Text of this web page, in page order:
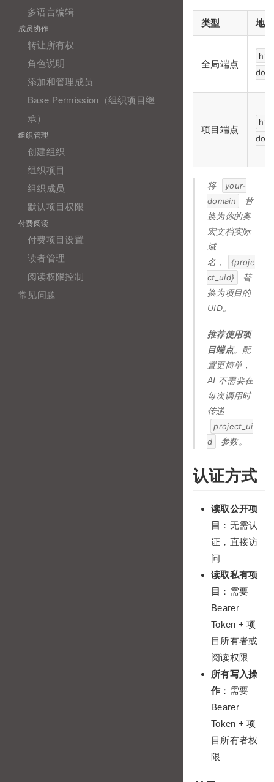
多语言编辑
成员协作
转让所有权
角色说明
添加和管理成员
Base Permission（组织项目继
承）
组织管理
创建组织
组织项目
组织成员
默认项目权限
付费阅读
付费项目设置
读者管理
阅读权限控制
常见问题
类型 地址
全局端点
项目端点
将
your-
domain
替
换为你的奥
宏文档实际
域
名，
{proje
ct_uid}
替
换为项目的
UID。
推荐使用项
目端点。配
置更简单，
AI 不需要在
每次调用时
传递
project_ui
d
参数。
认证方式
读取公开项
目 ：无需认
证，直接访
问
读取私有项
目 ：需要
Bearer
Token + 项
目所有者或
阅读权限
所有写入操
作 ：需要
Bearer
Token + 项
目所有者权
限